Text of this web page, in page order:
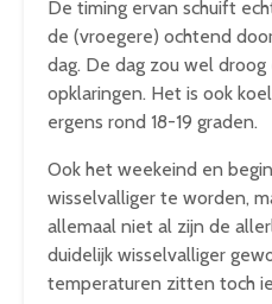
De timing ervan schuift
de (vroegere) ochtend
dag. De dag zou wel
opklaringen. Het is ook
ergens rond 18-19 graden.
Ook het weekeind en
wisselvalliger te worden,
allemaal niet al zijn de
duidelijk wisselvalliger
temperaturen zitten toch